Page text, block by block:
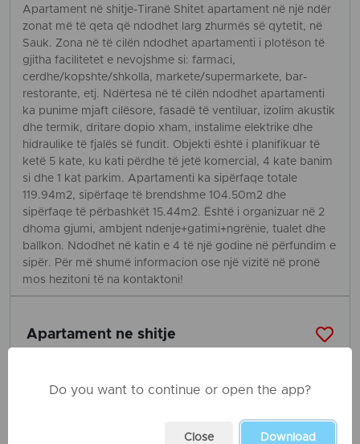
Apartament në shitje-Tiranë Shitet apartament në një ndër
zonat më të qeta që ndodhet larg zhurmës së qytetit, në
Sauk. Zona në të cilën ndodhet apartamenti i plotëson të
gjitha facilitetet e nevojshme si: farmaci,
cerdhe/kopshte/shkolla, markete/supermarkete, bar-
restorante, etj. Ndërtesa në të cilën ndodhet apartamenti
ka punime mjaft cilësore, fasadë të ventiluar, izolim akustik
dhe termik, dritare dopio xham, instalime elektrike dhe
hidraulike të fjalës së fundit. Objekti është i planifikuar të
ketë 5 kate, ku kati përdhe të jetë komercial, 4 kate banim
si dhe 1 kat parkim. Apartamenti ka sipërfaqe totale
119.94m2, sipërfaqe të brendshme 104.50m2 dhe
sipërfaqe të përbashkët 15.44m2. Është i organizuar në 2
dhoma gjumi, ambjent ndenje+gatimi+ngrënie, tualet dhe
ballkon. Ndodhet në katin e 4 të një godine në përfundim e
sipër. Për më shumë informacion ose një vizitë në pronë
mos hezitoni të na kontaktoni!
Apartament ne shitje
30 NovDo you want to continue or open the app?
Close Download